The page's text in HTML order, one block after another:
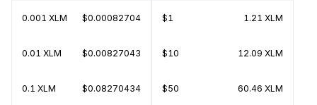
0.001 XLM $0.00082704
0.01 XLM $0.00827043
0.1 XLM $0.08270434
$1 1.21 XLM
$10 12.09 XLM
$50 60.46 XLM